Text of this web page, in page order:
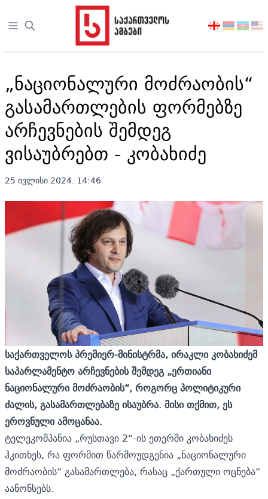
Open sidebar
აირჩიეთ
„ნაციონალური მოძრაობის“
გასამართლების ფორმებზე
არჩევნების შემდეგ
ვისაუბრებთ - კობახიძე
25 ივლისი 2024. 14:46
საქართველოს პრემიერ-მინისტრმა, ირაკლი კობახიძემ
საპარლამენტო არჩევნების შემდეგ „ერთიანი
ნაციონალური მოძრაობის“, როგორც პოლიტიკური
ძალის, გასამართლებაზე ისაუბრა. მისი თქმით, ეს
ეროვნული ამოცანაა.
ტელეკომპანია „რუსთავი 2“-ის ეთერში კობახიძეს
ჰკითხეს, რა ფორმით წარმოუდგენია „ნაციონალური
მოძრაობის“ გასამართლება, რასაც „ქართული ოცნება“
აანონსებს.